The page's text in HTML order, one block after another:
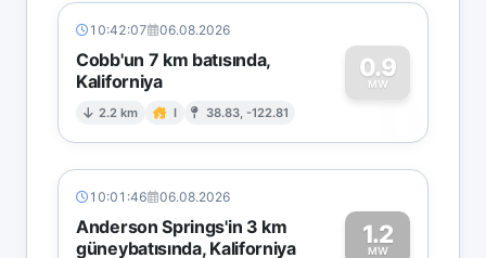
10:42:07 06.08.2026
Cobb'un 7 km batısında,
Kaliforniya
2.2 km I 38.83, -122.81
0.9
MW
0
10:01:46 06.08.2026
Anderson Springs'in 3 km
güneybatısında, Kaliforniya
1.2
MW